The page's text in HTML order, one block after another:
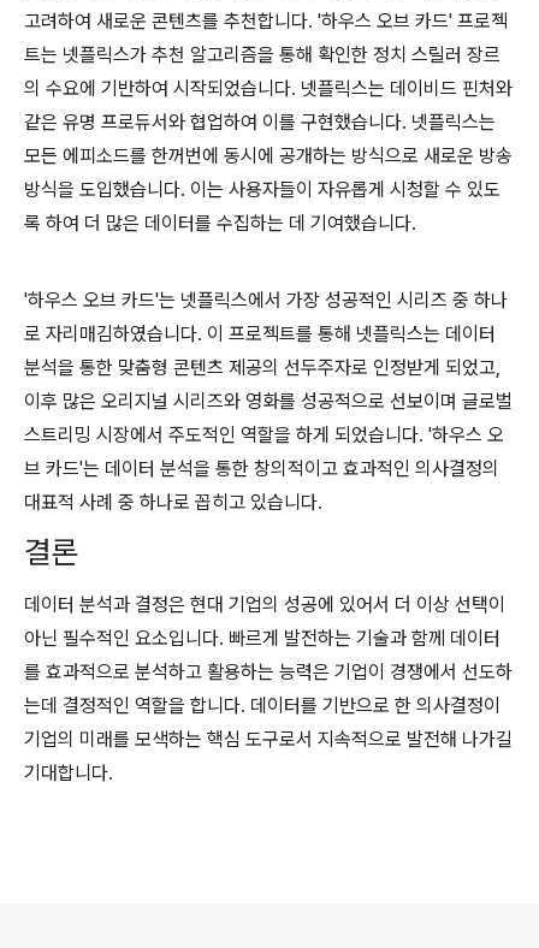
고려하여 새로운 콘텐츠를 추천합니다. '하우스 오브 카드' 프로젝
트는 넷플릭스가 추천 알고리즘을 통해 확인한 정치 스릴러 장르
의 수요에 기반하여 시작되었습니다. 넷플릭스는 데이비드 핀처와
같은 유명 프로듀서와 협업하여 이를 구현했습니다. 넷플릭스는
모든 에피소드를 한꺼번에 동시에 공개하는 방식으로 새로운 방송
방식을 도입했습니다. 이는 사용자들이 자유롭게 시청할 수 있도
록 하여 더 많은 데이터를 수집하는 데 기여했습니다.
'하우스 오브 카드'는 넷플릭스에서 가장 성공적인 시리즈 중 하나
로 자리매김하였습니다. 이 프로젝트를 통해 넷플릭스는 데이터
분석을 통한 맞춤형 콘텐츠 제공의 선두주자로 인정받게 되었고,
이후 많은 오리지널 시리즈와 영화를 성공적으로 선보이며 글로벌
스트리밍 시장에서 주도적인 역할을 하게 되었습니다. '하우스 오
브 카드'는 데이터 분석을 통한 창의적이고 효과적인 의사결정의
대표적 사례 중 하나로 꼽히고 있습니다.
결론
데이터 분석과 결정은 현대 기업의 성공에 있어서 더 이상 선택이
아닌 필수적인 요소입니다. 빠르게 발전하는 기술과 함께 데이터
를 효과적으로 분석하고 활용하는 능력은 기업이 경쟁에서 선도하
는데 결정적인 역할을 합니다. 데이터를 기반으로 한 의사결정이
기업의 미래를 모색하는 핵심 도구로서 지속적으로 발전해 나가길
기대합니다.